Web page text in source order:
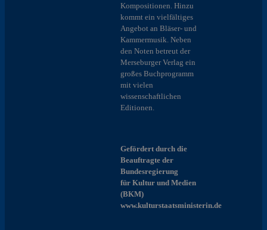
Kompositionen. Hinzu
kommt ein vielfältiges
Angebot an Bläser- und
Kammermusik. Neben
den Noten betreut der
Merseburger Verlag ein
großes Buchprogramm
mit vielen
wissenschaftlichen
Editionen.
Gefördert durch die
Beauftragte der
Bundesregierung
für Kultur und Medien
(BKM)
www.kulturstaatsministerin.de